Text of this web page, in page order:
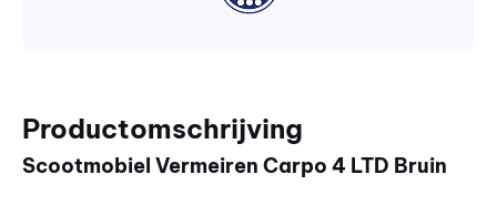
Productomschrijving
Scootmobiel Vermeiren Carpo 4 LTD Bruin